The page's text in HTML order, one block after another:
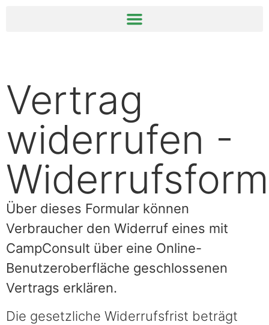
Vertrag
widerrufen -
Über dieses Formular können
Verbraucher den Widerruf eines mit
CampConsult über eine Online-
Benutzeroberfläche geschlossenen
Vertrags erklären.
Die gesetzliche Widerrufsfrist beträgt